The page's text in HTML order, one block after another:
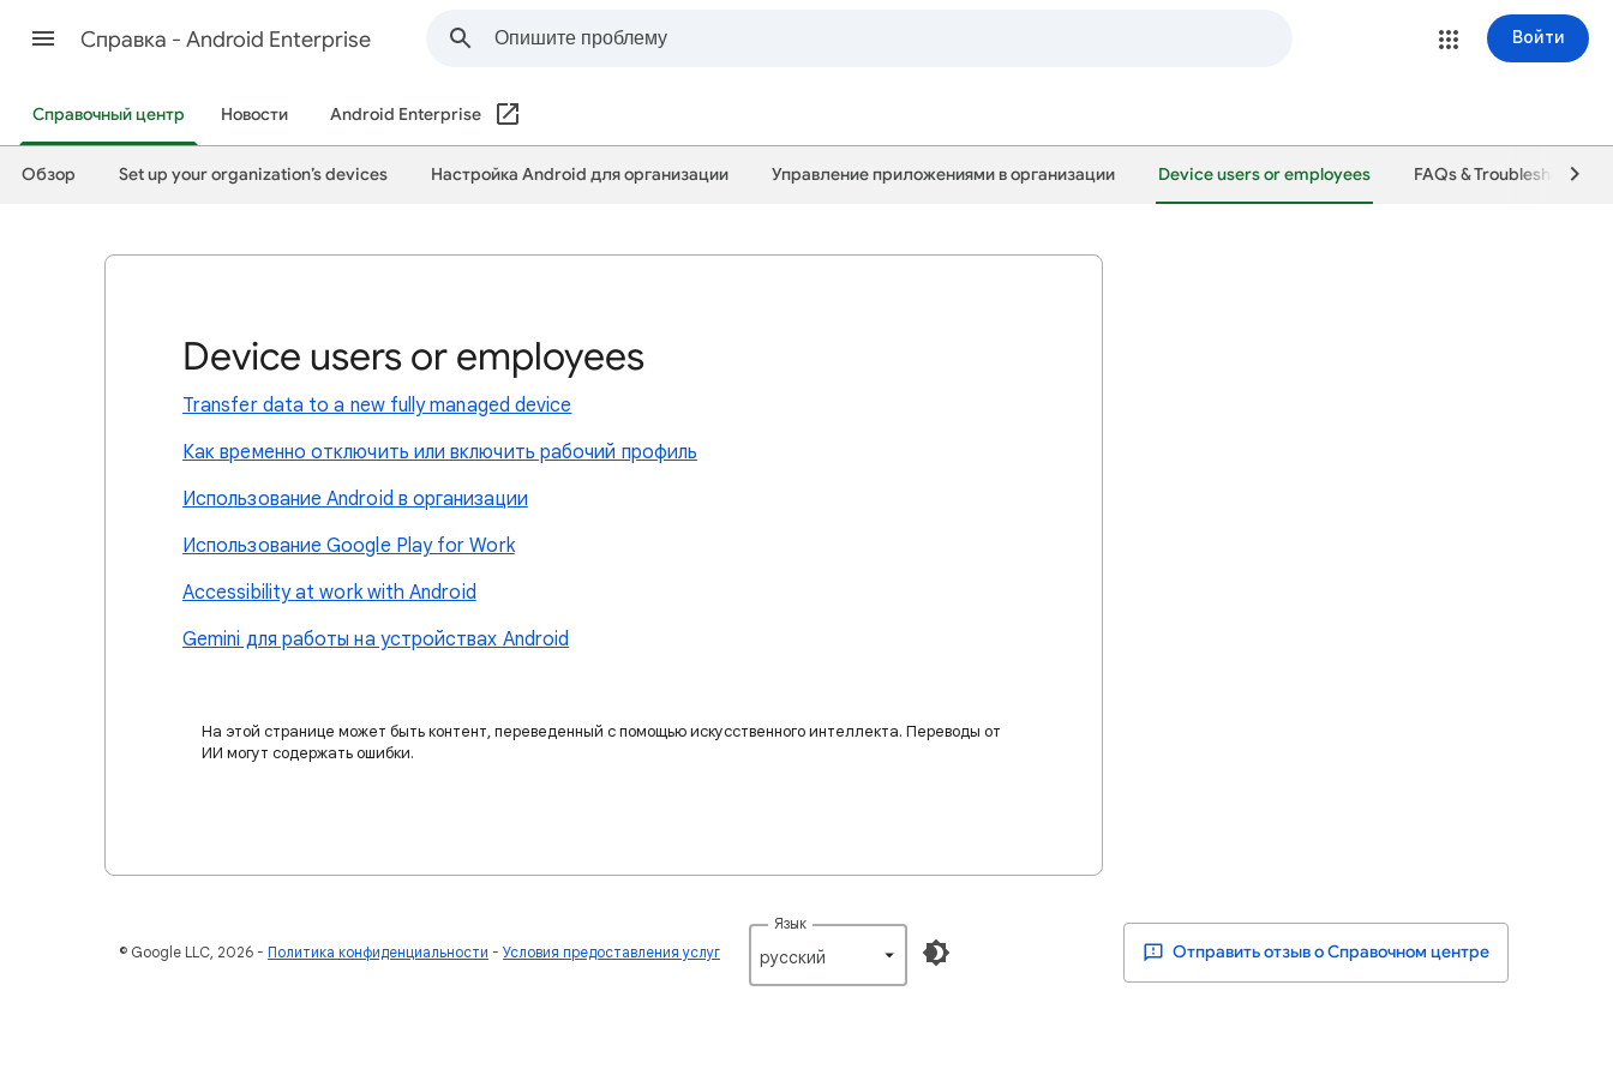
Cправка - Android Enterprise Войти
Справочный центр Новости Android Enterprise
Обзор Set up your organization’s devices Настройка Android для организации Управление приложениями в организации Device users or employees FAQs & Troubleshooting
Device users or employees
Transfer data to a new fully managed device
Как временно отключить или включить рабочий профиль
Использование Android в организации
Использование Google Play for Work
Accessibility at work with Android
Gemini для работы на устройствах Android
На этой странице может быть контент, переведенный с помощью искусственного интеллекта. Переводы от
ИИ могут содержать ошибки.
© Google LLC, 2026 Политика конфиденциальности Условия предоставления услуг
Язык
русский‎ Отправить отзыв о Справочном центре